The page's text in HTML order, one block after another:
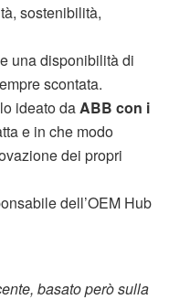
sostenibilità,
una disponibilità di
scontata.
ideato daABB con i
e in che modo
dei propri
dell’OEM Hub
basato però sulla